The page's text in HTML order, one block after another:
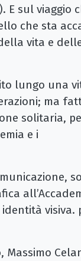
E sul viaggio
che sta
vita e
lungo una
ma
solitaria,
e i
visiva.